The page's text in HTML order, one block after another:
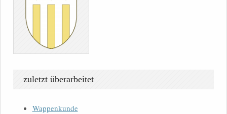
zuletzt überarbeitet
Wappenkunde